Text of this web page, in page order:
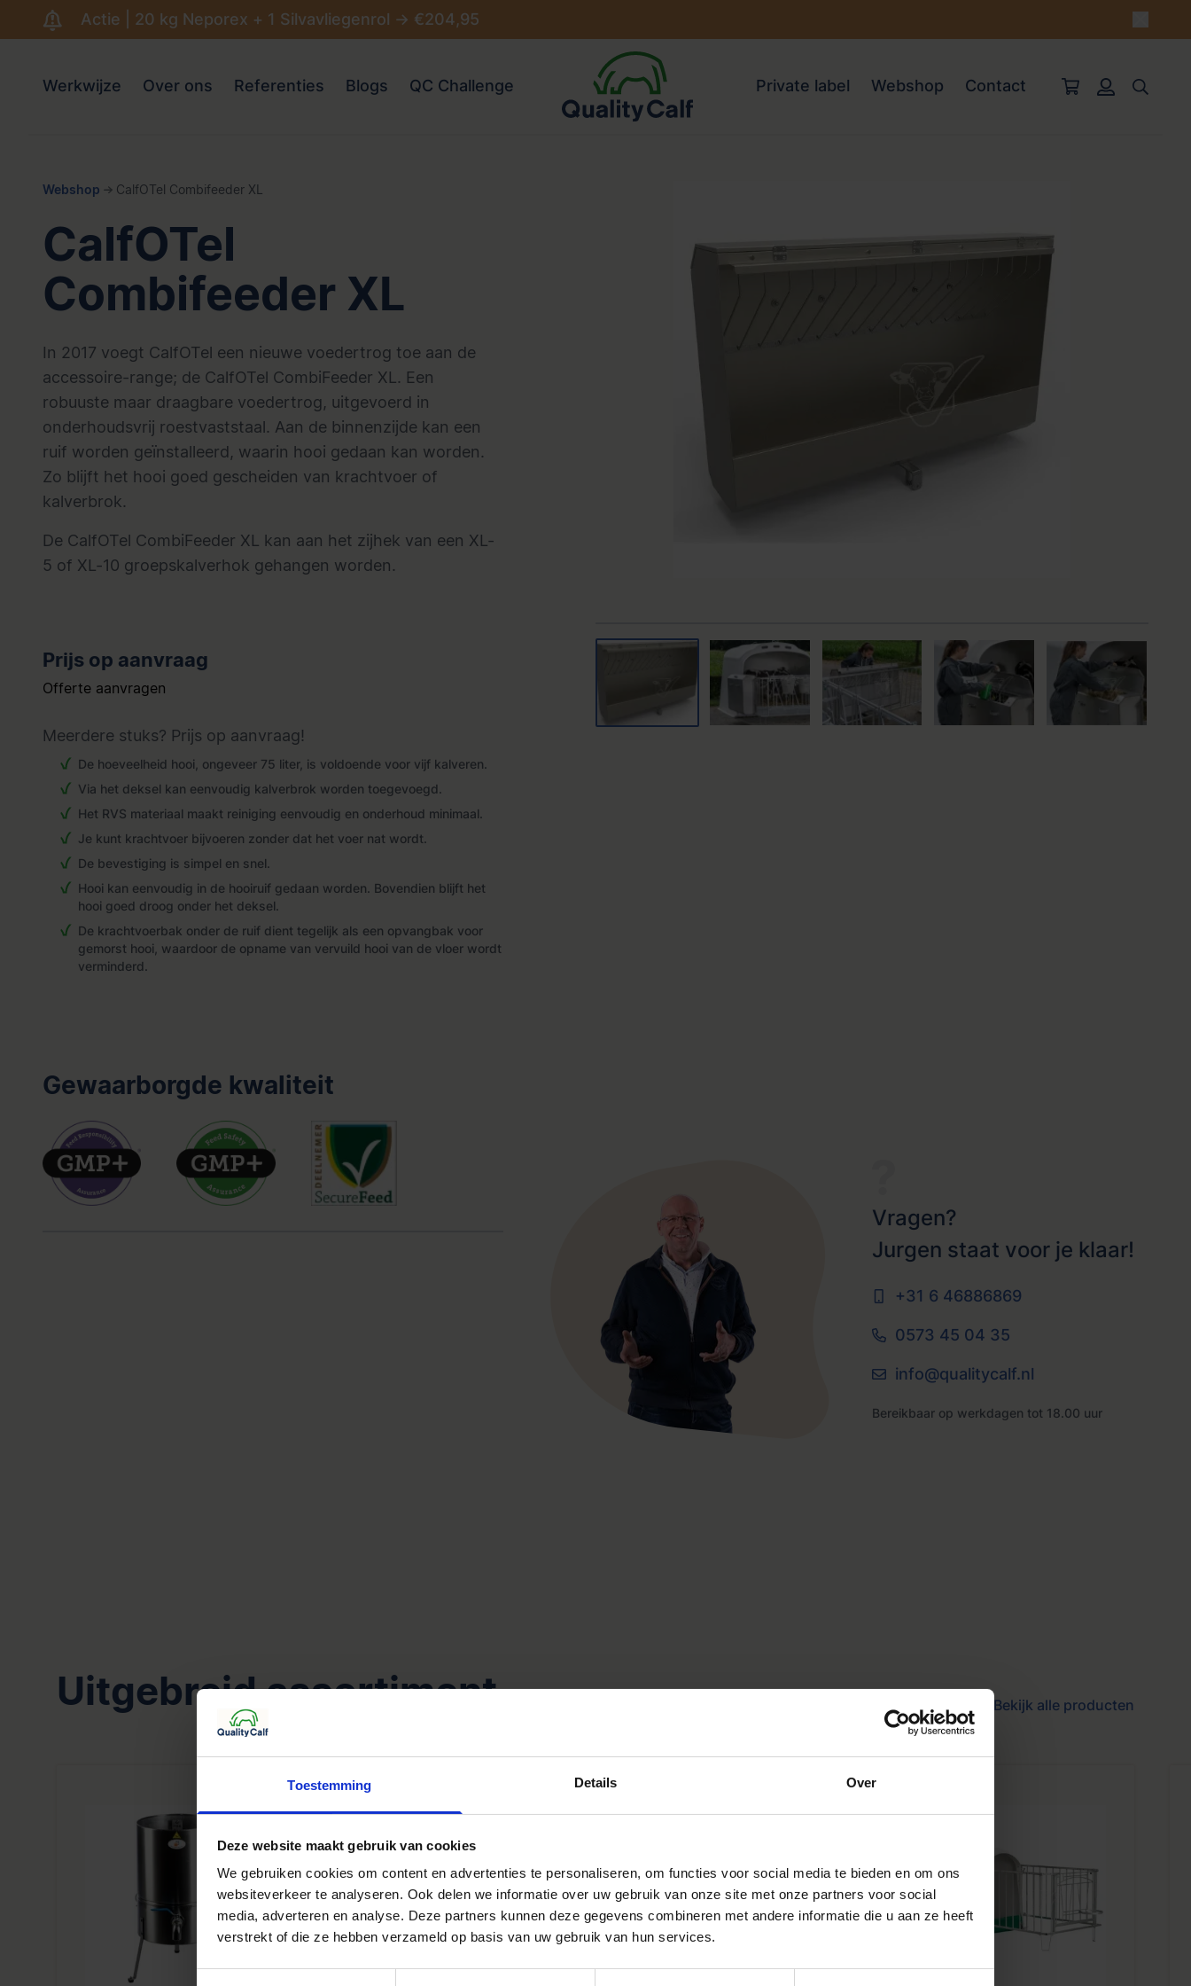
Toestemming Details Over
Deze website maakt gebruik van cookies
We gebruiken cookies om content en advertenties te personaliseren, om functies voor social media te bieden en om ons
websiteverkeer te analyseren. Ook delen we informatie over uw gebruik van onze site met onze partners voor social
media, adverteren en analyse. Deze partners kunnen deze gegevens combineren met andere informatie die u aan ze heeft
verstrekt of die ze hebben verzameld op basis van uw gebruik van hun services.
Actie | 20 kg Neporex + 1 Silvavliegenrol -> €204,95
Werkwijze Over ons Referenties Blogs QC Challenge Private label Webshop Contact
Webshop CalfOTel Combifeeder XL
CalfOTel
Combifeeder XL
In 2017 voegt CalfOTel een nieuwe voedertrog toe aan de
accessoire-range; de CalfOTel CombiFeeder XL. Een
robuuste maar draagbare voedertrog, uitgevoerd in
onderhoudsvrij roestvaststaal. Aan de binnenzijde kan een
ruif worden geïnstalleerd, waarin hooi gedaan kan worden.
Zo blijft het hooi goed gescheiden van krachtvoer of
kalverbrok.
De CalfOTel CombiFeeder XL kan aan het zijhek van een XL-
5 of XL-10 groepskalverhok gehangen worden.
Prijs op aanvraag
Offerte aanvragen
Meerdere stuks? Prijs op aanvraag!
De hoeveelheid hooi, ongeveer 75 liter, is voldoende voor vijf kalveren.
Via het deksel kan eenvoudig kalverbrok worden toegevoegd.
Het RVS materiaal maakt reiniging eenvoudig en onderhoud minimaal.
Je kunt krachtvoer bijvoeren zonder dat het voer nat wordt.
De bevestiging is simpel en snel.
Hooi kan eenvoudig in de hooiruif gedaan worden. Bovendien blijft het
hooi goed droog onder het deksel.
De krachtvoerbak onder de ruif dient tegelijk als een opvangbak voor
gemorst hooi, waardoor de opname van vervuild hooi van de vloer wordt
verminderd.
Gewaarborgde kwaliteit
Vragen?
Jurgen staat voor je klaar!
+31 6 46886869
0573 45 04 35
info@qualitycalf.nl
Bereikbaar op werkdagen tot 18.00 uur
Uitgebreid assortiment Bekijk alle producten